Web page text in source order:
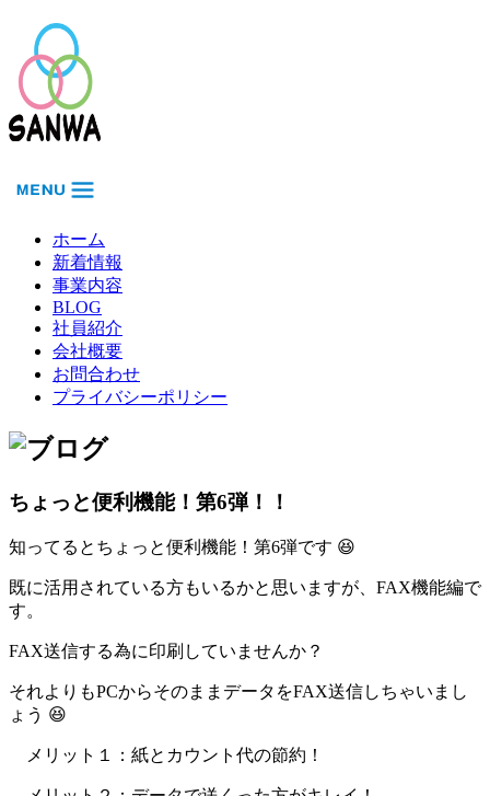
ホーム
新着情報
事業内容
BLOG
社員紹介
会社概要
お問合わせ
プライバシーポリシー
ちょっと便利機能！第6弾！！
知ってるとちょっと便利機能！第6弾です 😆
既に活用されている方もいるかと思いますが、FAX機能編で
す。
FAX送信する為に印刷していませんか？
それよりもPCからそのままデータをFAX送信しちゃいまし
ょう 😆
メリット１：紙とカウント代の節約！